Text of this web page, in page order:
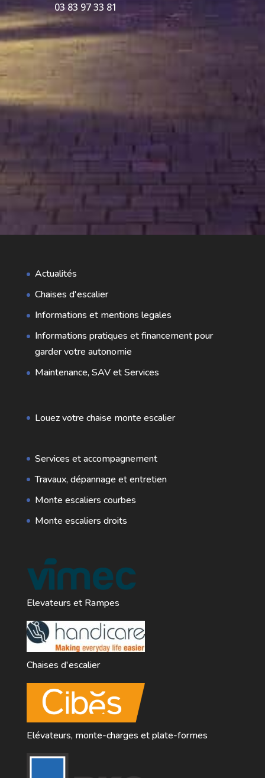
03 83 97 33 81
Actualités
Chaises d'escalier
Informations et mentions legales
Informations pratiques et financement pour
garder votre autonomie
Maintenance, SAV et Services
Louez votre chaise monte escalier
Services et accompagnement
Travaux, dépannage et entretien
Monte escaliers courbes
Monte escaliers droits
Elevateurs et Rampes
Chaises d'escalier
Elévateurs, monte-charges et plate-formes